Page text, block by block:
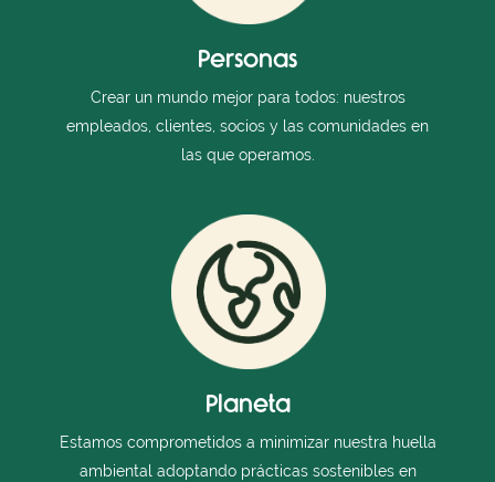
Personas
Crear un mundo mejor para todos: nuestros
empleados, clientes, socios y las comunidades en
las que operamos.
Planeta
Estamos comprometidos a minimizar nuestra huella
ambiental adoptando prácticas sostenibles en